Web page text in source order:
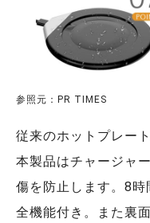
参照元：PR TIMES
従来のホットプレー
本製品はチャージャ
傷を防⽌します。8
全機能付き。また裏